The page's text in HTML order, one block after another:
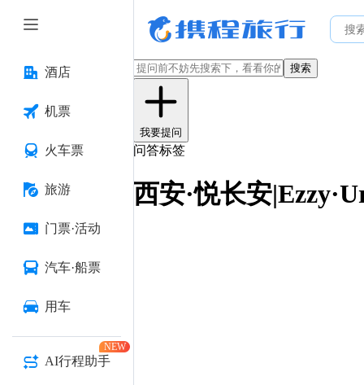
酒店
机票
火车票
旅游
门票·活动
汽车·船票
用车
AI行程助手
NEW
搜索
我要提问
问答标签
西安·悦长安